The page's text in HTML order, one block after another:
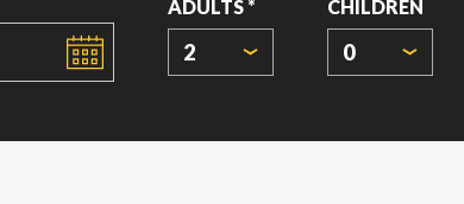
ADULTS *
2
CHILDREN
0